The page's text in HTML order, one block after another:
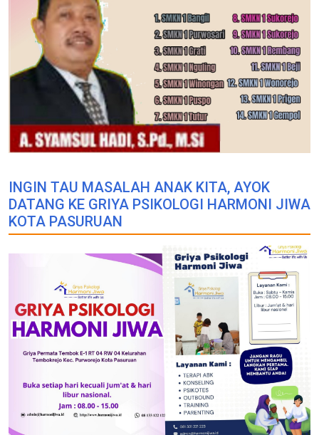
INGIN TAU MASALAH ANAK KITA, AYOK
DATANG KE GRIYA PSIKOLOGI HARMONI JIWA
KOTA PASURUAN